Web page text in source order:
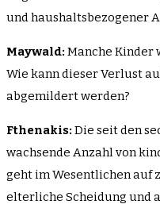
und haushaltsbezogener
Maywald: Manche Kinder
Wie kann dieser Verlust
abgemildert werden?
Fthenakis: Die seit den
wachsende Anzahl von
geht im Wesentlichen auf
elterliche Scheidung und